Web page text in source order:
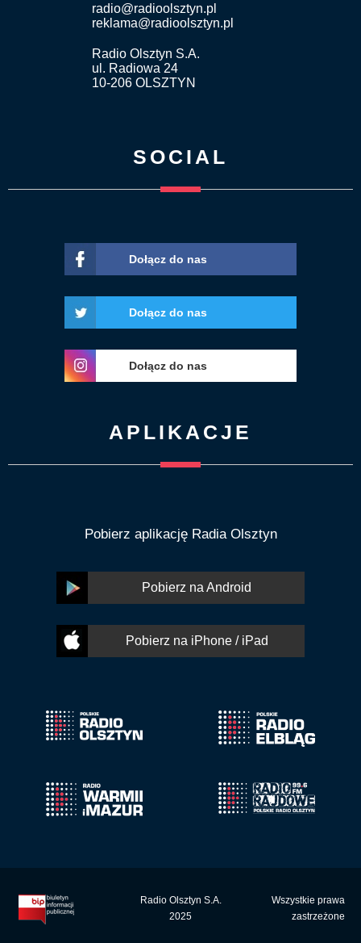
radio@radioolsztyn.pl
reklama@radioolsztyn.pl
Radio Olsztyn S.A.
ul. Radiowa 24
10-206 OLSZTYN
SOCIAL
Dołącz do nas
Dołącz do nas
Dołącz do nas
APLIKACJE
Pobierz aplikację Radia Olsztyn
Pobierz na Android
Pobierz na iPhone / iPad
Radio Olsztyn S.A.
2025
Wszystkie prawa
zastrzeżone